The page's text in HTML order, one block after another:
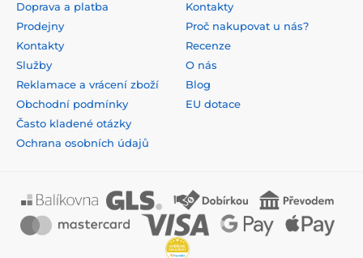
Doprava a platba
Prodejny
Kontakty
Služby
Reklamace a vrácení zboží
Obchodní podmínky
Často kladené otázky
Ochrana osobních údajů
Kontakty
Proč nakupovat u nás?
Recenze
O nás
Blog
EU dotace